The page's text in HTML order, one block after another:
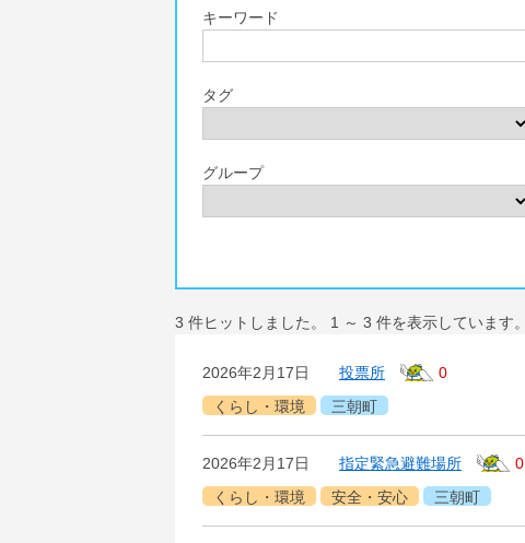
キーワード
タグ
グループ
3 件ヒットしました。 1 ～ 3 件を表示しています。
2026年2月17日 投票所
0
くらし・環境
三朝町
2026年2月17日 指定緊急避難場所
0
くらし・環境
安全・安心 三朝町